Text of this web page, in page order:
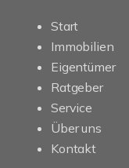
Start
Immobilien
Eigentümer
Ratgeber
Service
Über uns
Kontakt